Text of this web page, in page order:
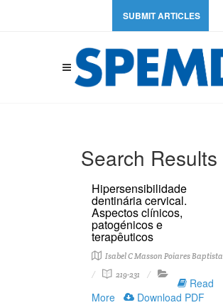
SUBMIT ARTICLES
Search Results
Hipersensibilidade
dentinária cervical.
Aspectos clínicos,
patogénicos e
terapêuticos
Isabel C Masson Poiares Baptista
219-231
Read
More
Download PDF